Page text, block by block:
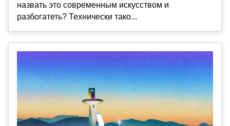
назвать это современным искусством и
разбогатеть? Технически тако...